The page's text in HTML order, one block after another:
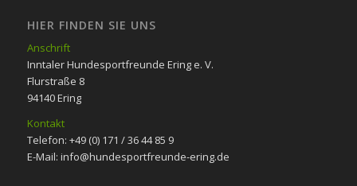
HIER FINDEN SIE UNS
Anschrift
Inntaler Hundesportfreunde Ering e. V.
Flurstraße 8
94140 Ering
Kontakt
Telefon: +49 (0) 171 / 36 44 85 9
E-Mail: info@hundesportfreunde-ering.de